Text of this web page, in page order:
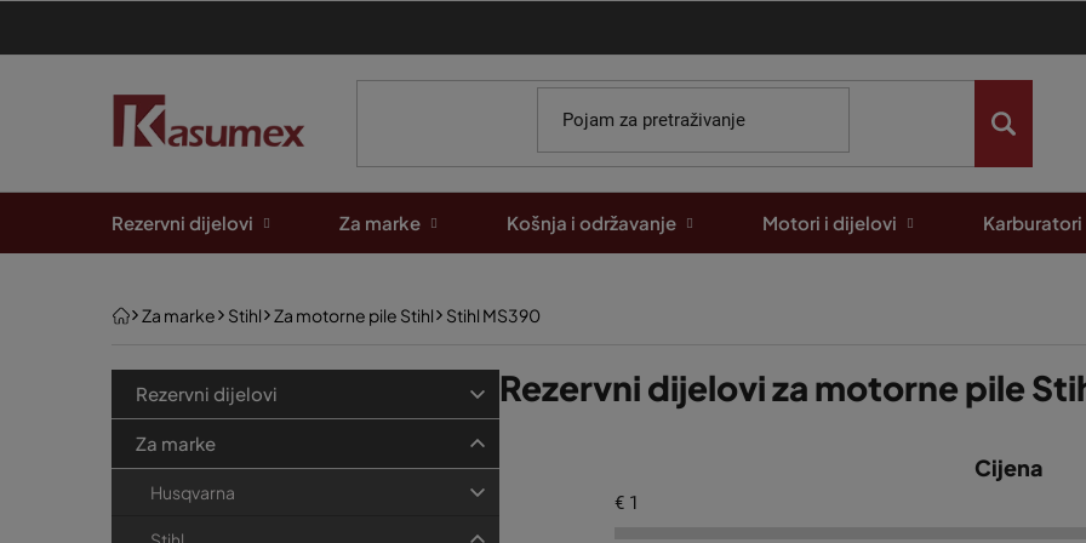
sadržaj
Rezervni dijelovi Za marke Košnja i održavanje Motori i dijelovi Karburatori
Početna
Za marke Stihl Za motorne pile Stihl Stihl MS390
okategorije
a
e
Rezervni dijelovi
Za marke
Husqvarna
Rezervni dijelovi za motorne pile
Cijena
€ 1
o